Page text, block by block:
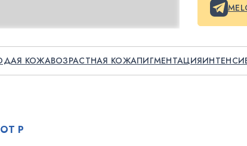
КОЖАВОЗРАСТНАЯ КОЖАПИГМЕНТАЦИЯ
P